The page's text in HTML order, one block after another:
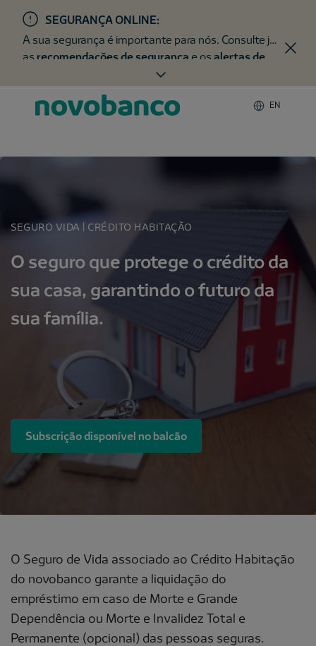
SEGURANÇA ONLINE:
A sua segurança é importante para nós. Consulte já
as recomendações de segurança e os alertas de
EN
SEGURO VIDA | CRÉDITO HABITAÇÃO
O seguro que protege o crédito da
sua casa, garantindo o futuro da
sua família.
Subscrição disponível no balcão
O Seguro de Vida associado ao Crédito Habitação
do novobanco garante a liquidação do
empréstimo em caso de Morte e Grande
Dependência ou Morte e Invalidez Total e
Permanente (opcional) das pessoas seguras.